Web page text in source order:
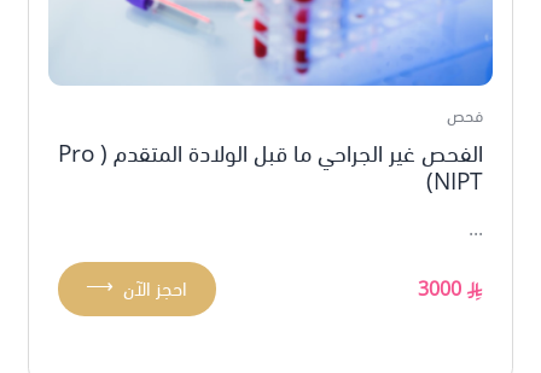
فحص
الفحص غير الجراحي ما قبل الولادة المتقدم ( Pro
NIPT)
...
3000
⟶ احجز الآن